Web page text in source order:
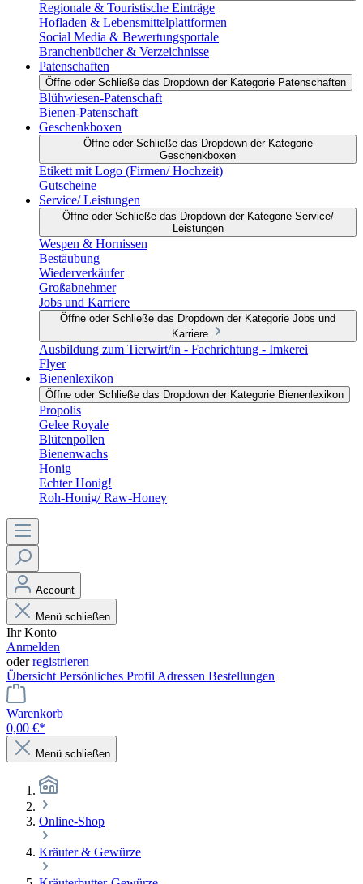
Regionale & Touristische Einträge
Hofladen & Lebensmittelplattformen
Social Media & Bewertungsportale
Branchenbücher & Verzeichnisse
Patenschaften
Öffne oder Schließe das Dropdown der Kategorie Patenschaften
Blühwiesen-Patenschaft
Bienen-Patenschaft
Geschenkboxen
Öffne oder Schließe das Dropdown der Kategorie
Geschenkboxen
Etikett mit Logo (Firmen/ Hochzeit)
Gutscheine
Service/ Leistungen
Öffne oder Schließe das Dropdown der Kategorie Service/
Leistungen
Wespen & Hornissen
Bestäubung
Wiederverkäufer
Großabnehmer
Jobs und Karriere
Öffne oder Schließe das Dropdown der Kategorie Jobs und
Karriere
Ausbildung zum Tierwirt/in - Fachrichtung - Imkerei
Flyer
Bienenlexikon
Öffne oder Schließe das Dropdown der Kategorie Bienenlexikon
Propolis
Gelee Royale
Blütenpollen
Bienenwachs
Honig
Echter Honig!
Roh-Honig/ Raw-Honey
Account
Menü schließen
Ihr Konto
Anmelden
oderregistrieren
Übersicht Persönliches Profil Adressen Bestellungen
Warenkorb
0,00 €*
Menü schließen
Online-Shop
Kräuter & Gewürze